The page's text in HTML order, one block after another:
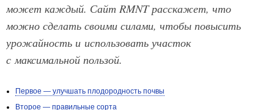
может каждый. Сайт RMNT расскажет, что
можно сделать своими силами, чтобы повысить
урожайность и использовать участок
с максимальной пользой.
Первое — улучшать плодородность почвы
Второе — правильные сорта